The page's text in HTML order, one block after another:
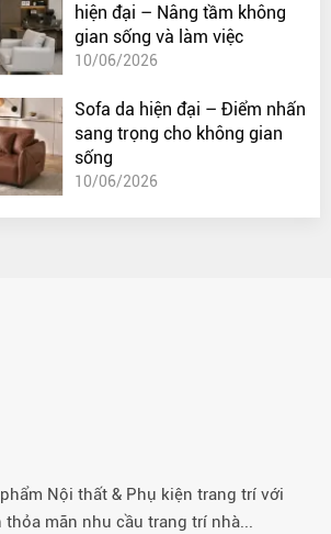
hiện đại – Nâng tầm không
gian sống và làm việc
10/06/2026
Sofa da hiện đại – Điểm nhấn
sang trọng cho không gian
sống
10/06/2026
Nội thất & Phụ kiện trang trí với
mãn nhu cầu trang trí nhà...